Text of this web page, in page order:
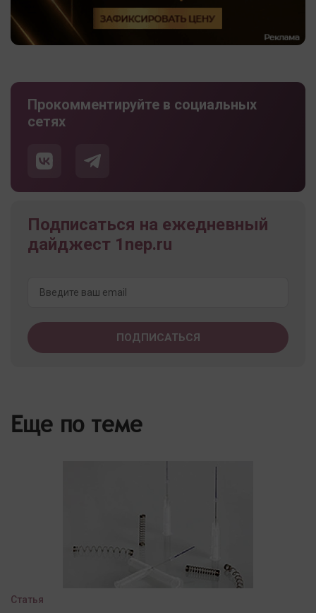
Прокомментируйте в социальных
сетях
Подписаться на ежедневный
дайджест 1nep.ru
Еще по теме
Статья